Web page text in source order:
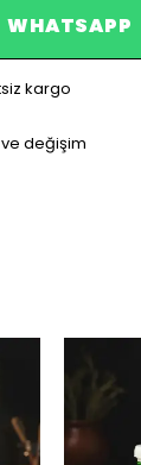
WHATSAPP
kargo
değişim